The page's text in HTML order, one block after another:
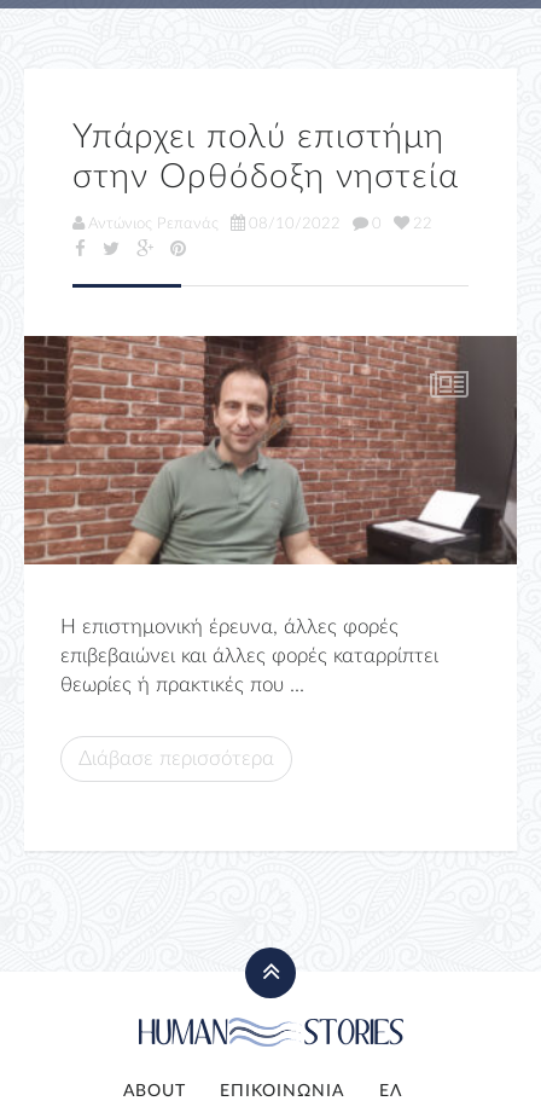
Υπάρχει πολύ επιστήμη
στην Ορθόδοξη νηστεία
Αντώνιος Ρεπανάς 08/10/2022 0 22
Η επιστημονική έρευνα, άλλες φορές
επιβεβαιώνει και άλλες φορές καταρρίπτει
θεωρίες ή πρακτικές που ...
Διάβασε περισσότερα
ABOUT ΕΠΙΚΟΙΝΩΝΙΑ ΕΛ